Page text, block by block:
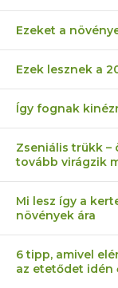
Ezeket a
Ezek lesznek a
Így fognak
Zseniális trükk –
tovább virágzik
Mi lesz így a
növények ára
6 tipp, amivel
az etetődet idén